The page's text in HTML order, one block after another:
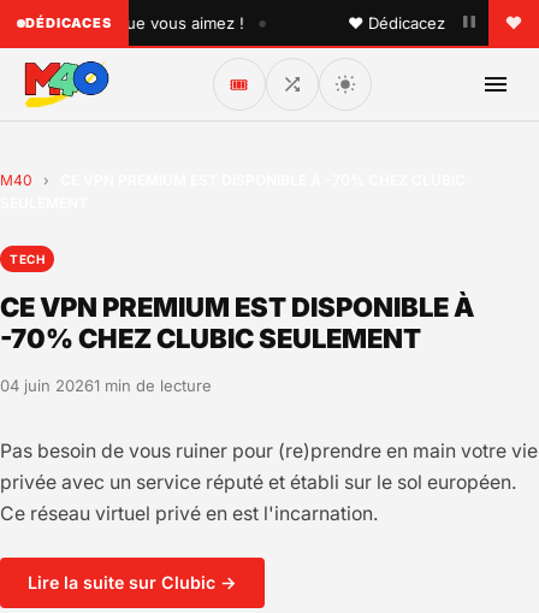
DÉDICACES
quelqu'un que vous aimez ! • ♥ Dédicacez un titre à vos
🎟️
M40 ›
TECH
CE VPN PREMIUM EST DISPONIBLE À
-70% CHEZ CLUBIC SEULEMENT
04 juin 20261 min de lecture
Pas besoin de vous ruiner pour (re)prendre en main votre vie
privée avec un service réputé et établi sur le sol européen.
Ce réseau virtuel privé en est l'incarnation.
Lire la suite sur Clubic →